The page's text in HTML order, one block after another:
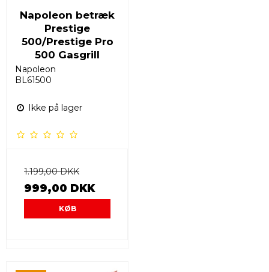
Napoleon betræk
Prestige
500/Prestige Pro
500 Gasgrill
Napoleon
BL61500
Ikke på lager
1.199,00 DKK
999,00 DKK
KØB